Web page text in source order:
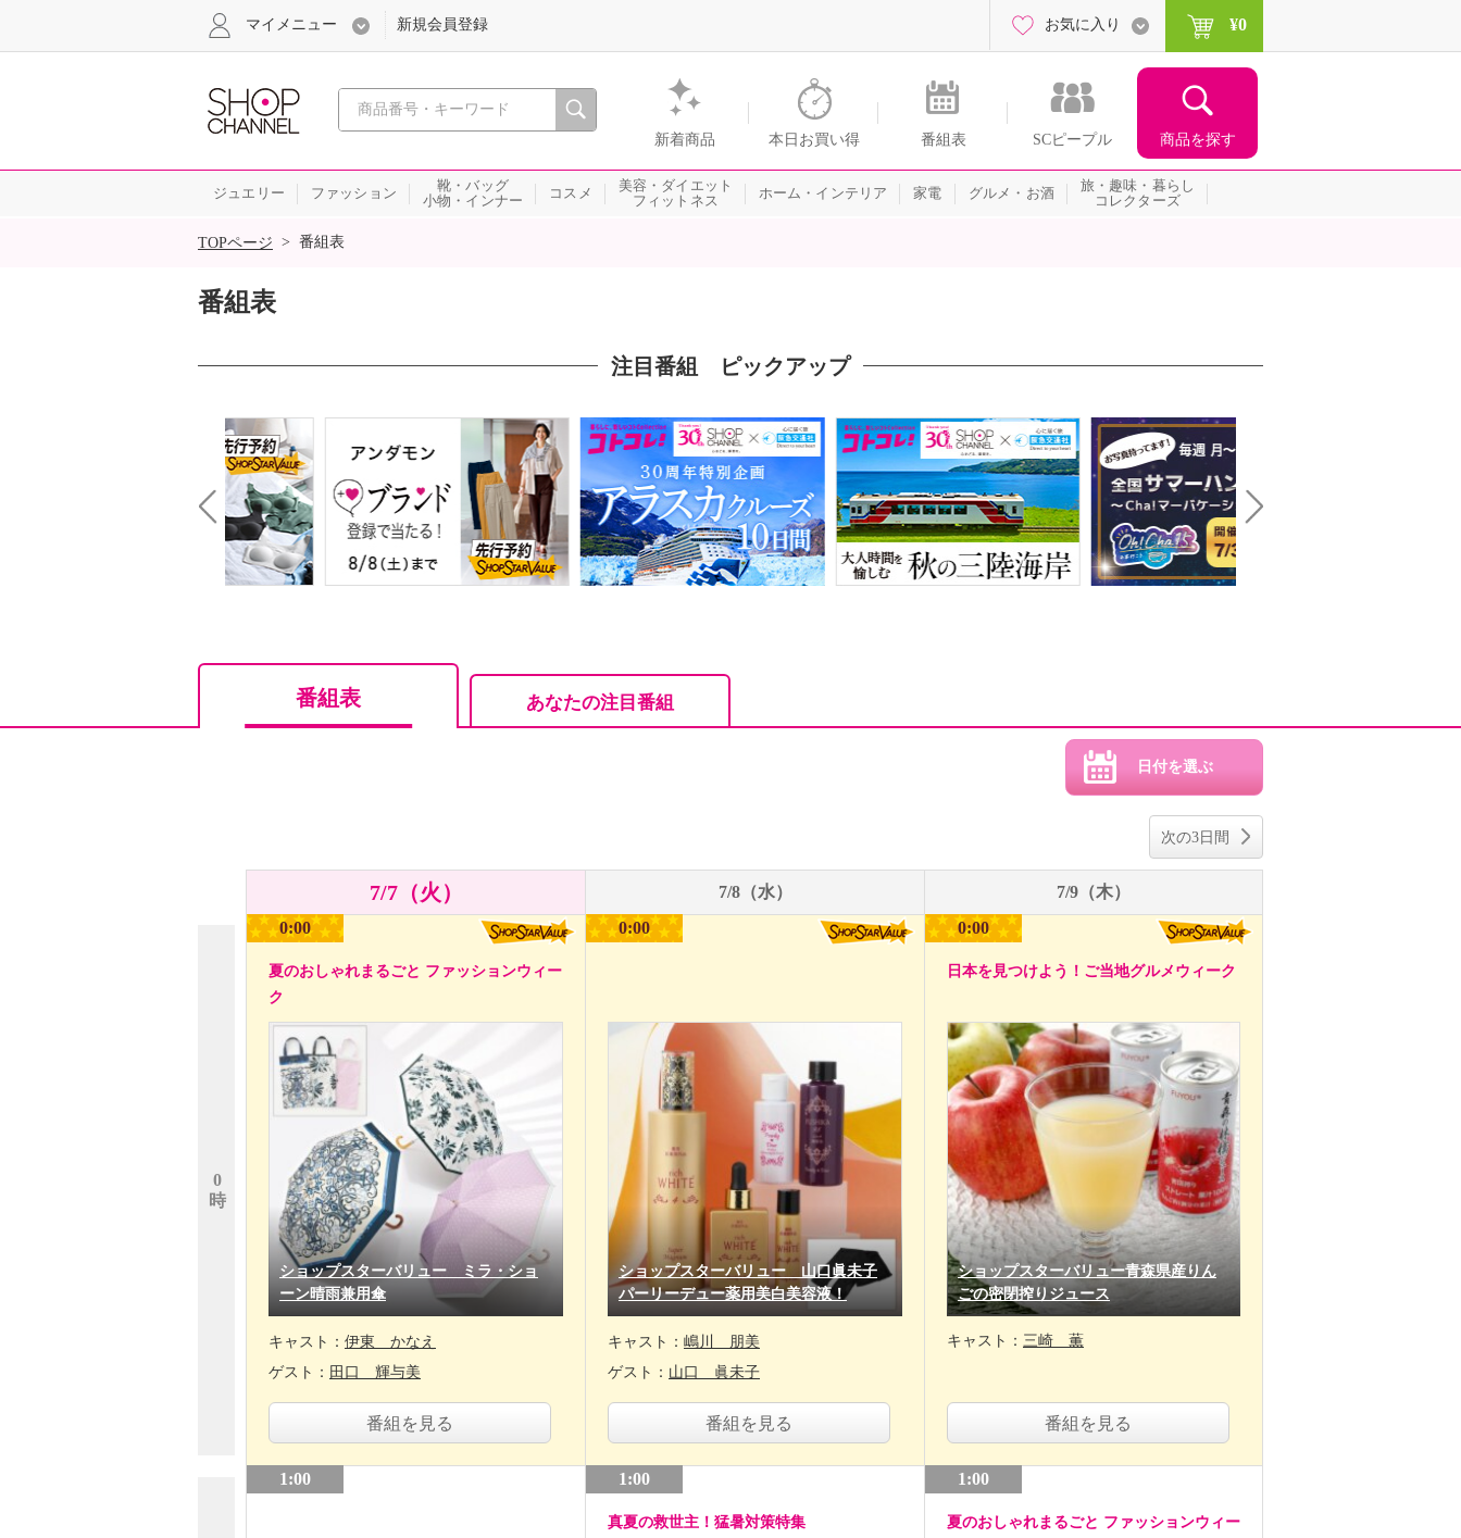
心おどる、瞬間を。通販・テレビショッピングのショップチャンネル
新着商品 本日お買い得 番組表 SCピープル 商品を探す
マイメニュー 新規会員登録 お気に入り ¥0
ジュエリー ファッション
靴・バッグ
小物・インナー
コスメ
美容・ダイエット
フィットネス
ホーム・インテリア 家電 グルメ・お酒
旅・趣味・暮らし
コレクターズ
SALE
TOPページ > 番組表
番組表
注目番組 ピックアップ
Next
番組表 あなたの注目番組
次の3日間
7/7（火） 7/8（水） 7/9（木）
0
時
0:00
夏のおしゃれまるごと ファッションウィー
ク
ショップスターバリュー ミラ・ショ
ーン晴雨兼用傘
キャスト： 伊東 かなえ
ゲスト： 田口 輝与美
番組を見る
1:00
0:00
ショップスターバリュー 山口眞未子
パーリーデュー薬用美白美容液！
キャスト： 嶋川 朋美
ゲスト： 山口 眞未子
番組を見る
1:00
真夏の救世主！猛暑対策特集
0:00
日本を見つけよう！ご当地グルメウィーク
ショップスターバリュー青森県産りん
ごの密閉搾りジュース
キャスト： 三崎 薫
番組を見る
1:00
夏のおしゃれまるごと ファッションウィー